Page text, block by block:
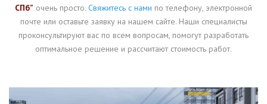
СПб” очень просто. Свяжитесь с нами по телефону, электронной
почте или оставьте заявку на нашем сайте. Наши специалисты
проконсультируют вас по всем вопросам, помогут разработать
оптимальное решение и рассчитают стоимость работ.